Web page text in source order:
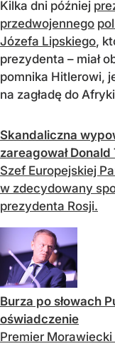
Kilka dni później
przedwojennego
Józefa Lipskiego,
prezydenta – miał
pomnika Hitlerowi,
na zagładę do
Skandaliczna
zareagował Donald
Szef Europejskiej
w zdecydowany
prezydenta Rosji.
Burza po słowach
oświadczenie
Premier